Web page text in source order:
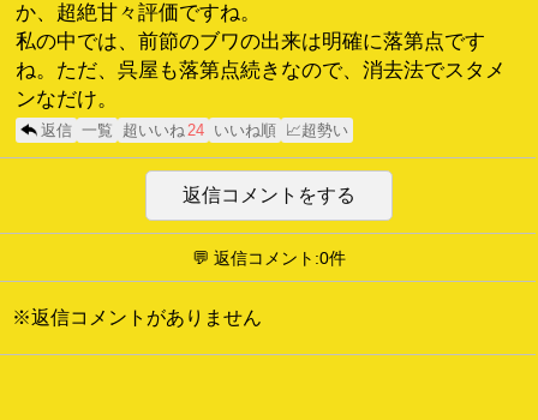
か、超絶甘々評価ですね。
私の中では、前節のブワの出来は明確に落第点です
ね。ただ、呉屋も落第点続きなので、消去法でスタメ
ンなだけ。
返信 一覧 超いいね24 いいね順 📈超勢い
返信コメントをする
💬 返信コメント:0件
※返信コメントがありません